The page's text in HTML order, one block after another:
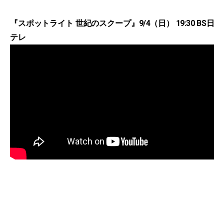
『スポットライト 世紀のスクープ』9/4（日） 19:30 BS日
テレ